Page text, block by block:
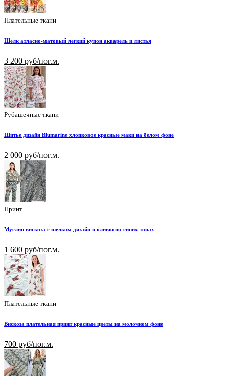
Плательные ткани
Шелк атласно-матовый лёгкий купон акварель и листья
3 200 руб/пог.м.
Рубашечные ткани
Шитье дизайн Blumarine хлопковое красные маки на белом фоне
2 000 руб/пог.м.
Принт
Муслин вискоза с шелком дизайн в оливково-синих тонах
1 600 руб/пог.м.
Плательные ткани
Вискоза плательная принт красные цветы на молочном фоне
700 руб/пог.м.